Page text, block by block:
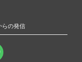
らの発信